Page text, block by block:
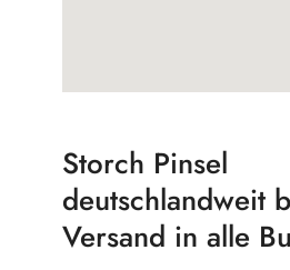
Storch Pinsel
deutschlandweit
Versand in alle